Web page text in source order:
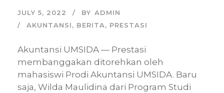
JULY 5, 2022 BY ADMIN
AKUNTANSI, BERITA, PRESTASI
Akuntansi UMSIDA — Prestasi
membanggakan ditorehkan oleh
mahasiswi Prodi Akuntansi UMSIDA. Baru
saja, Wilda Maulidina dari Program Studi